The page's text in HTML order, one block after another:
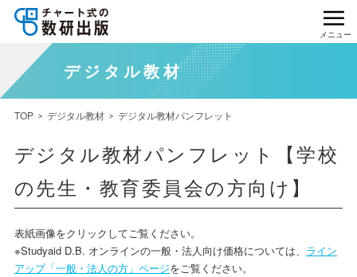
メニュー
デジタル教材
TOP デジタル教材 デジタル教材パンフレット
デジタル教材パンフレット【学校
の先生・教育委員会の方向け】
表紙画像をクリックしてご覧ください。
※Studyaid D.B. オンラインの一般・法人向け価格については、 ライン
アップ「一般・法人の方」ページをご覧ください。